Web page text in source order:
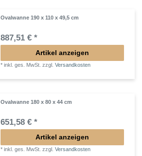
Ovalwanne 190 x 110 x 49,5 cm
887,51 € *
Artikel anzeigen
*inkl. ges. MwSt. zzgl.Versandkosten
Ovalwanne 180 x 80 x 44 cm
651,58 € *
Artikel anzeigen
*inkl. ges. MwSt. zzgl.Versandkosten